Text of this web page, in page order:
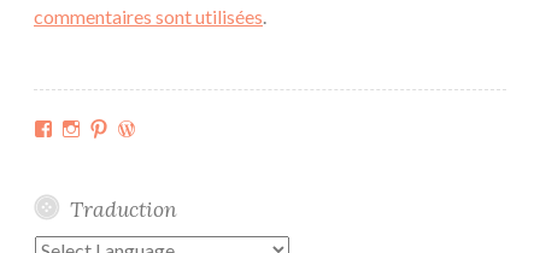
commentaires sont utilisées.
Facebook
Instagram
Pinterest
Traduction